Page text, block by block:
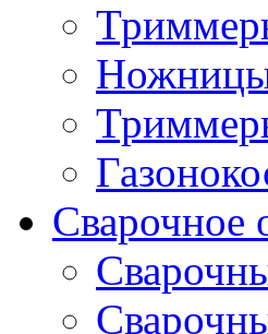
Ножницы
Сварочное